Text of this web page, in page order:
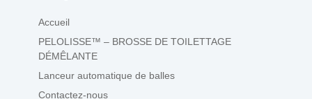
Accueil
PELOLISSE™ – BROSSE DE TOILETTAGE
DÉMÊLANTE
Lanceur automatique de balles
Contactez-nous